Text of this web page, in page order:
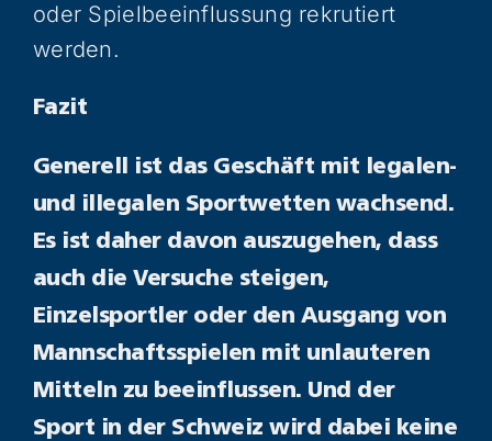
oder Spielbeeinflussung rekrutiert
werden.
Fazit
Generell ist das Geschäft mit legalen-
und illegalen Sportwetten wachsend.
Es ist daher davon auszugehen, dass
auch die Versuche steigen,
Einzelsportler oder den Ausgang von
Mannschaftsspielen mit unlauteren
Mitteln zu beeinflussen. Und der
Sport in der Schweiz wird dabei keine